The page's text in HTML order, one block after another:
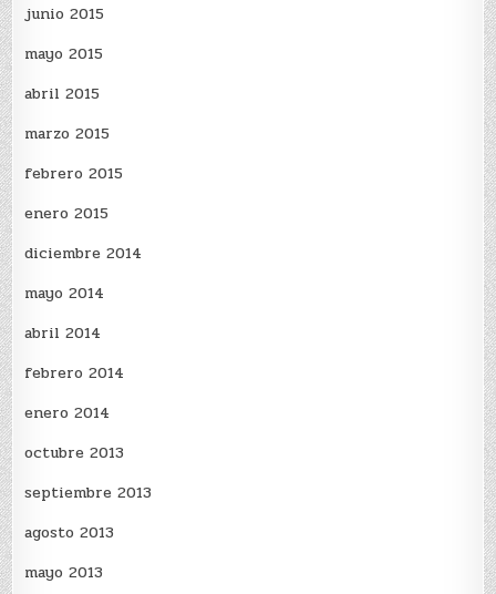
junio 2015
mayo 2015
abril 2015
marzo 2015
febrero 2015
enero 2015
diciembre 2014
mayo 2014
abril 2014
febrero 2014
enero 2014
octubre 2013
septiembre 2013
agosto 2013
mayo 2013